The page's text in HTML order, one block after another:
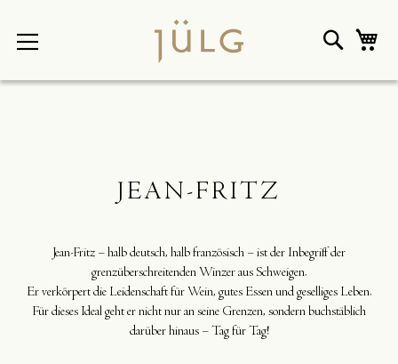
Inhalt
Suche
JEAN-FRITZ
Jean-Fritz – halb deutsch, halb französisch – ist der Inbegriff der
grenzüberschreitenden Winzer aus Schweigen.
Er verkörpert die Leidenschaft für Wein, gutes Essen und geselliges Leben.
Für dieses Ideal geht er nicht nur an seine Grenzen, sondern buchstäblich
darüber hinaus – Tag für Tag!